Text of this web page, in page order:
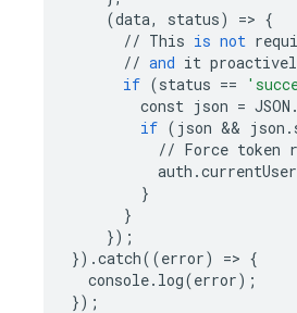
(data, status) => {
// This is not
// and it
if (status ==
const json = JSON .
if ( json && json .
// Force token
auth .currentUser
}
}
});
}) .catch((error) => {
console. log(error);
});